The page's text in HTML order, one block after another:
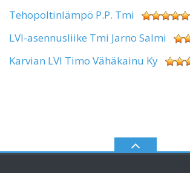
Tehopoltinlämpö P.P. Tmi
LVI-asennusliike Tmi Jarno Salmi
Karvian LVI Timo Vähäkainu Ky